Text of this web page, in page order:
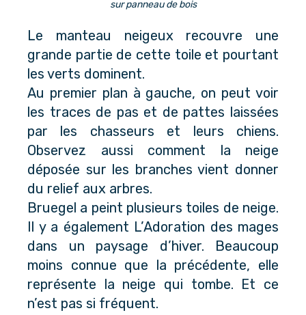
sur panneau de bois
Le manteau neigeux recouvre une
grande partie de cette toile et pourtant
les verts dominent.
Au premier plan à gauche, on peut voir
les traces de pas et de pattes laissées
par les chasseurs et leurs chiens.
Observez aussi comment la neige
déposée sur les branches vient donner
du relief aux arbres.
Bruegel a peint plusieurs toiles de neige.
Il y a également L’Adoration des mages
dans un paysage d’hiver. Beaucoup
moins connue que la précédente, elle
représente la neige qui tombe. Et ce
n’est pas si fréquent.